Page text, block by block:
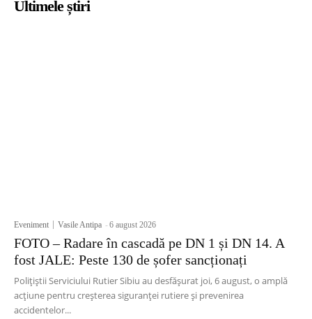
Ultimele știri
Eveniment Vasile Antipa -6 august 2026
FOTO – Radare în cascadă pe DN 1 și DN 14. A
fost JALE: Peste 130 de șofer sancționați
Polițiștii Serviciului Rutier Sibiu au desfășurat joi, 6 august, o amplă
acțiune pentru creșterea siguranței rutiere și prevenirea
accidentelor...